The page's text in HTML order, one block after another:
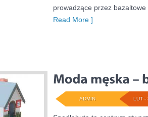
prowadzące przez bazaltowe
Read More ]
LUT -
ADMIN